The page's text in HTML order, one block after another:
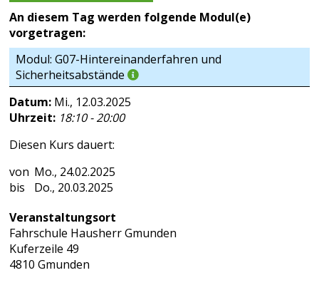
An diesem Tag werden folgende Modul(e)
vorgetragen:
Modul: G07-Hintereinanderfahren und
Sicherheitsabstände
Datum: Mi., 12.03.2025
Uhrzeit: 18:10 - 20:00
Diesen Kurs dauert:
Mo., 24.02.2025
Do., 20.03.2025
Veranstaltungsort
Fahrschule Hausherr Gmunden
Kuferzeile 49
4810 Gmunden